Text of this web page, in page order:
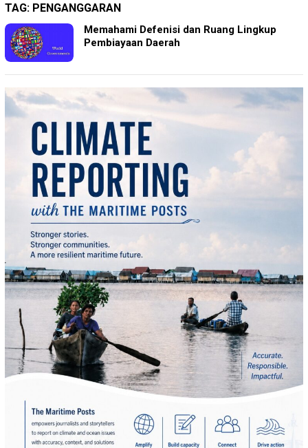
TAG: PENGANGGARAN
Memahami Defenisi dan Ruang Lingkup
Pembiayaan Daerah